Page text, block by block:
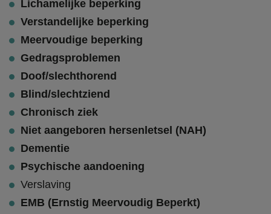
Lichamelijke beperking
Verstandelijke beperking
Meervoudige beperking
Gedragsproblemen
Doof/slechthorend
Blind/slechtziend
Chronisch ziek
Niet aangeboren hersenletsel (NAH)
Dementie
Psychische aandoening
Verslaving
EMB (Ernstig Meervoudig Beperkt)